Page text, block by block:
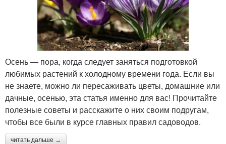
Осень — пора, когда следует заняться подготовкой
любимых растений к холодному времени года. Если вы
не знаете, можно ли пересаживать цветы, домашние или
дачные, осенью, эта статья именно для вас! Прочитайте
полезные советы и расскажите о них своим подругам,
чтобы все были в курсе главных правил садоводов.
читать дальше →